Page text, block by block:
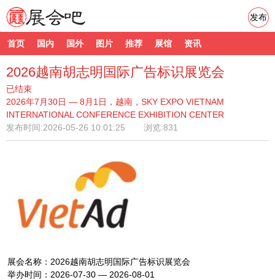
首页 国内 国外 图片 推荐 展馆 资讯
发布
2026越南胡志明国际广告标识展览会
已结束
2026年7月30日 — 8月1日，越南，SKY EXPO VIETNAM
INTERNATIONAL CONFERENCE EXHIBITION CENTER
发布时间:2026-05-26 10:01:25 浏览:831
展会名称：2026越南胡志明国际广告标识展览会
举办时间：2026-07-30 — 2026-08-01